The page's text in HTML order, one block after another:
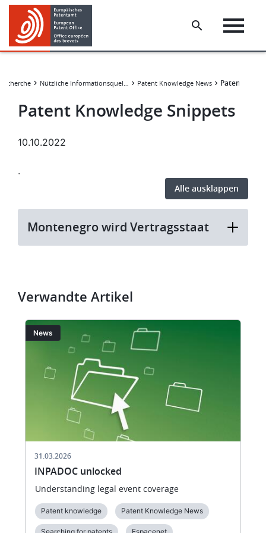
Skip
main
content
Skip
footer
Nützliche Informationsquellen Patent Knowledge News Patent
Patent Knowledge Snippets
10.10.2022
.
Alle ausklappen
Montenegro wird Vertragsstaat
Verwandte Artikel
BildNews
31.03.2026
INPADOC unlocked
Understanding legal event coverage
Patent knowledge Patent Knowledge News